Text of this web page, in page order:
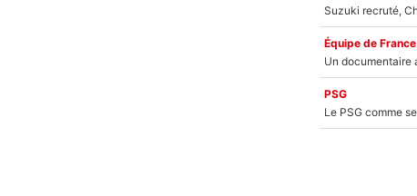
Équipe de France
PSG